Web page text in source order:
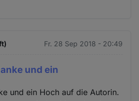
Fr. 28 Sep 2018 - 20:49
und ein
und ein Hoch auf die Autorin.